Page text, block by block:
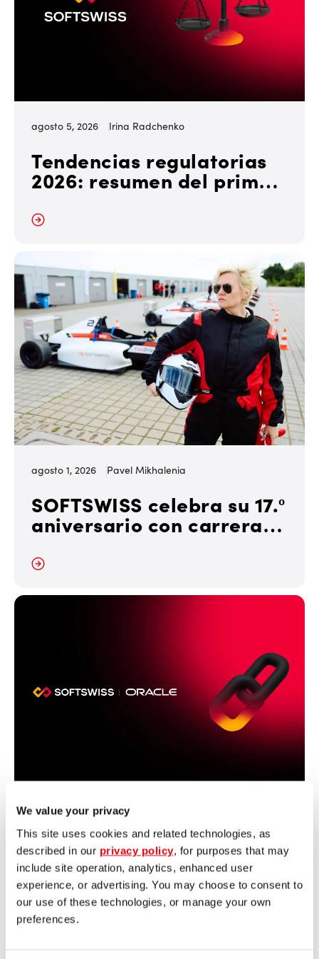
We value your privacy
This site uses cookies and related technologies, as
described in our privacy policy, for purposes that may
include site operation, analytics, enhanced user
experience, or advertising. You may choose to consent to
our use of these technologies, or manage your own
preferences.
agosto 5, 2026 Irina Radchenko
Tendencias regulatorias
2026: resumen del primer
agosto 1, 2026 Pavel Mikhalenia
SOFTSWISS celebra su 17.º
aniversario con carreras
socios
agosto 1, 2026 Alena Praskuryna
SOFTSWISS impulsa la
escalabilidad de su
Casino Platform
más